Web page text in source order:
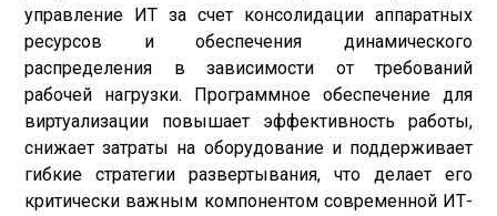
управление ИТ за счет консолидации аппаратных
ресурсов и обеспечения динамического
распределения в зависимости от требований
рабочей нагрузки. Программное обеспечение для
виртуализации повышает эффективность работы,
снижает затраты на оборудование и поддерживает
гибкие стратегии развертывания, что делает его
критически важным компонентом современной ИТ-